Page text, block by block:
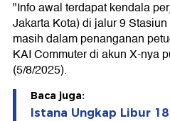
"Info awal terdapat kendala
Jakarta Kota) di jalur 9
masih dalam penanganan
KAI Commuter di akun X-nya
(5/8/2025).
Baca juga:
Istana Ungkap Libur